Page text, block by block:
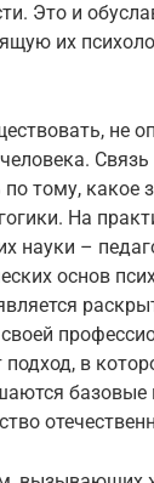
Это и
их
не
тому, какое
На
науки –
основ
в
базовые